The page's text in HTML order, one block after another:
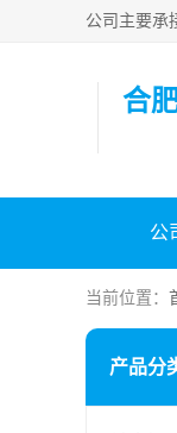
合
公
当前位置：
产品分